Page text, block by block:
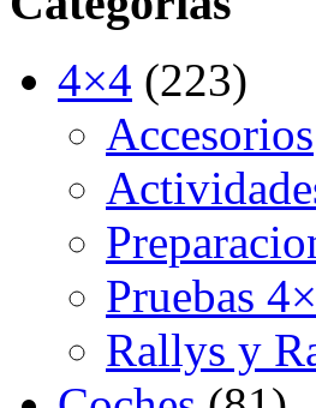
4×4 (223)
Accesorios
Pruebas
Rallys y